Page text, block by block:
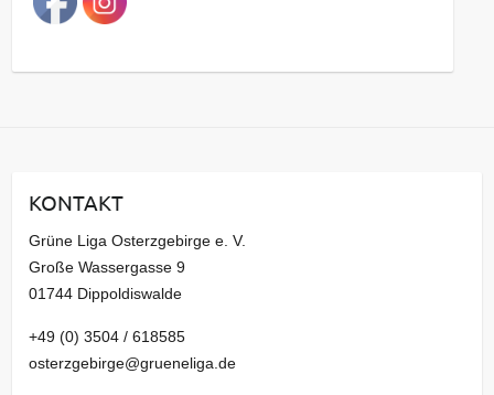
g
a
v
KONTAKT
Grüne Liga Osterzgebirge e. V.
Große Wassergasse 9
01744 Dippoldiswalde
+49 (0) 3504 / 618585
osterzgebirge@grueneliga.de